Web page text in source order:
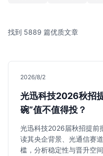
找到 5889 篇优质文章
2026/8/2
光迅科技2026秋招
碗”值不值得投？
光迅科技2026届秋招提前
读其央企背景、光通信赛
槛，分析稳定性与晋升空